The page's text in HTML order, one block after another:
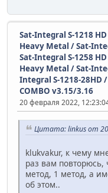
Sat-Integral S-1218
Heavy Metal / Sat-
Sat-Integral S-1258
Heavy Metal / Sat-
Integral S-1218-28HD /
COMBO v3.15/3.16
20 февраля 2022,
Цитата: linkus от 20
klukvakur, к чему
раз вам повторюсь,
метод, 1 метод, а
об этом..